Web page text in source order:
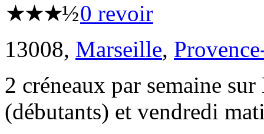
0 revoir
13008, Marseille,
2 créneaux par semaine
(débutants) et vendredi